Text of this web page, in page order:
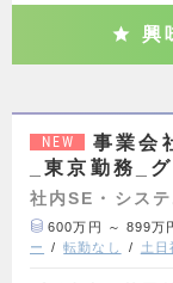
興
NEW
事業会
_東京勤務_
社内SE・システ
600万円 ～ 899万
ー
転勤なし 土日